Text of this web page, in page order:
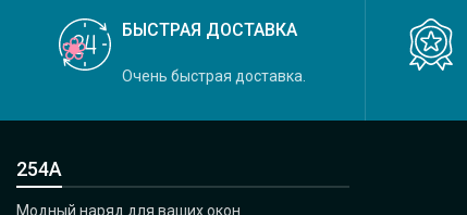
БЫСТРАЯ ДОСТАВКА
Очень быстрая доставка.
254А
Модный наряд для ваших окон